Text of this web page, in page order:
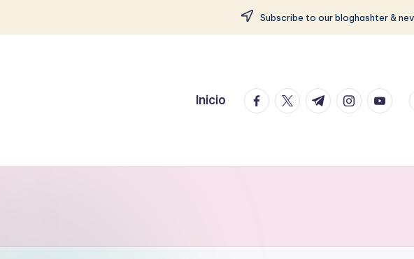
Subscribe to our bloghashter &
Inicio facebook.com
twitter.com
t.me